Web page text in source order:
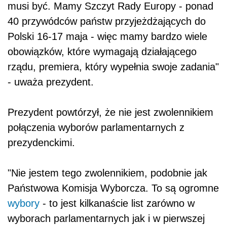
musi być. Mamy Szczyt Rady Europy - ponad
40 przywódców państw przyjeżdżających do
Polski 16-17 maja - więc mamy bardzo wiele
obowiązków, które wymagają działającego
rządu, premiera, który wypełnia swoje zadania"
- uważa prezydent.
Prezydent powtórzył, że nie jest zwolennikiem
połączenia wyborów parlamentarnych z
prezydenckimi.
"Nie jestem tego zwolennikiem, podobnie jak
Państwowa Komisja Wyborcza. To są ogromne
wybory - to jest kilkanaście list zarówno w
wyborach parlamentarnych jak i w pierwszej